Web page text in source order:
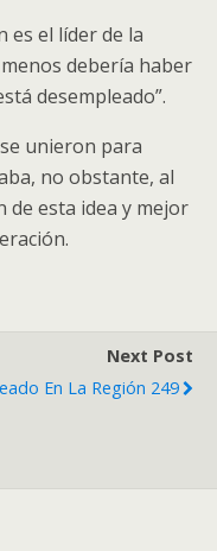
es el líder de la
debería haber
desempleado”.
unieron para
no obstante, al
esta idea y mejor
Next Post
En La Región 249